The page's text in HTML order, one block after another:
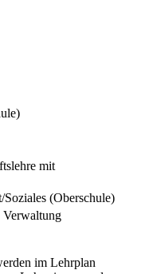
mit
(Oberschule)
Verwaltung
im Lehrplan